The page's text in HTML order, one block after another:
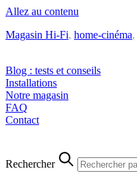
Allez au contenu
Magasin Hi-Fi, home-cinéma,
Blog : tests et conseils
Installations
Notre magasin
FAQ
Contact
Rechercher